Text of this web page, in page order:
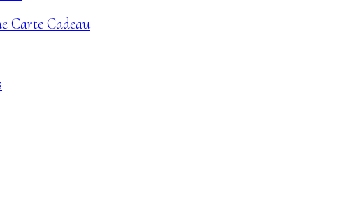
Carte Cadeau